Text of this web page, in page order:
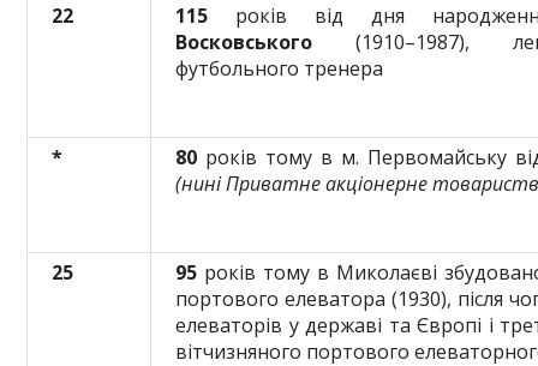
22 115 років від дня
Восковського (1910–1987),
футбольного тренера
* 80 років тому в м. Первомайську
(нині Приватне акціонерне
25 95 років тому в Миколаєві
портового елеватора (1930), після
елеваторів у державі та Європі і
вітчизняного портового